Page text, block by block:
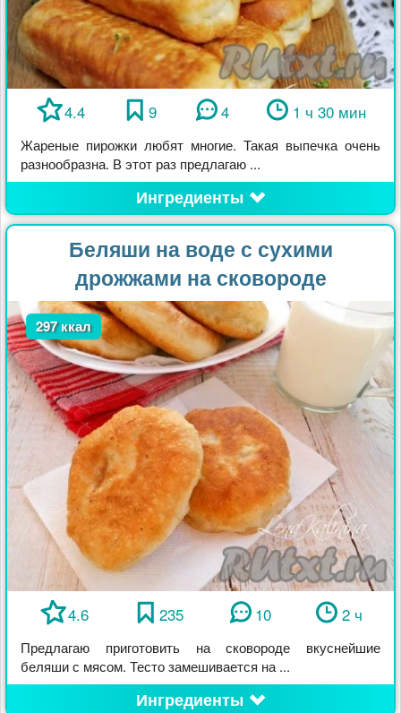
4.4 9 4 1 ч 30 мин
Жареные пирожки любят многие. Такая выпечка очень
разнообразна. В этот раз предлагаю ...
Ингредиенты
Беляши на воде с сухими
дрожжами на сковороде
297 ккал
4.6 235 10 2 ч
Предлагаю приготовить на сковороде вкуснейшие
беляши с мясом. Тесто замешивается на ...
Ингредиенты